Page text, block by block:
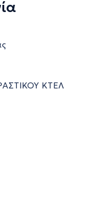
ΚΤΕΛ